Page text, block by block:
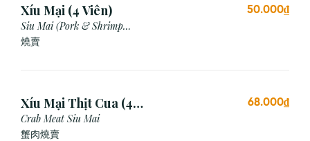
Xíu Mại (4 Viên)
Siu Mai (Pork & Shrimp
Dumpling)
燒賣
50.000₫
Xíu Mại Thịt Cua (4
Viên)
Crab Meat Siu Mai
蟹肉燒賣
68.000₫